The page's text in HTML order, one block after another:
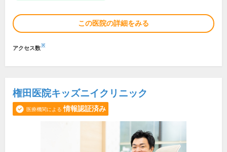
この医院の詳細をみる
アクセス数※
権田医院キッズニイクリニック
医療機関による 情報認証済み